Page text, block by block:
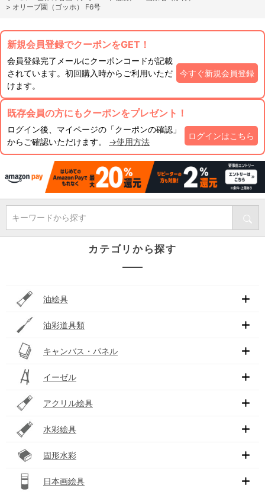
> オリーブ園（ゴッホ） F6号
新規会員登録でクーポンをGET！
会員登録完了メールにクーポンコードが記載
されています。初回購入時からご利用いただ
けます。
今すぐ新規会員登録
既存会員の方にもクーポンをプレゼント！
ログイン後、マイページの「クーポンの確認」
からご確認いただけます。 →使用方法
ログインはこちら
キーワードから探す
カテゴリから探す
油絵具
油彩道具類
キャンバス・パネル
イーゼル
アクリル絵具
水彩絵具
固形水彩
日本画絵具